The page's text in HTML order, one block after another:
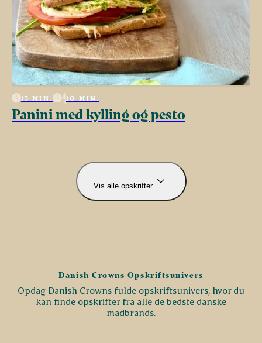
15 MIN. 10 MIN.
Panini med kylling og pesto
Vis alle opskrifter
Danish Crowns Opskriftsunivers
Opdag Danish Crowns fulde opskriftsunivers, hvor du
kan finde opskrifter fra alle de bedste danske
madbrands.